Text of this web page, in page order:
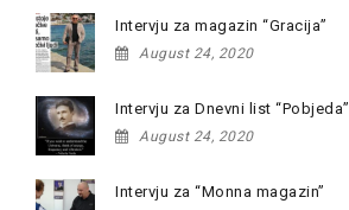
Intervju za magazin “Gracija”
August 24, 2020
Intervju za Dnevni list “Pobjeda”
August 24, 2020
Intervju za “Monna magazin”